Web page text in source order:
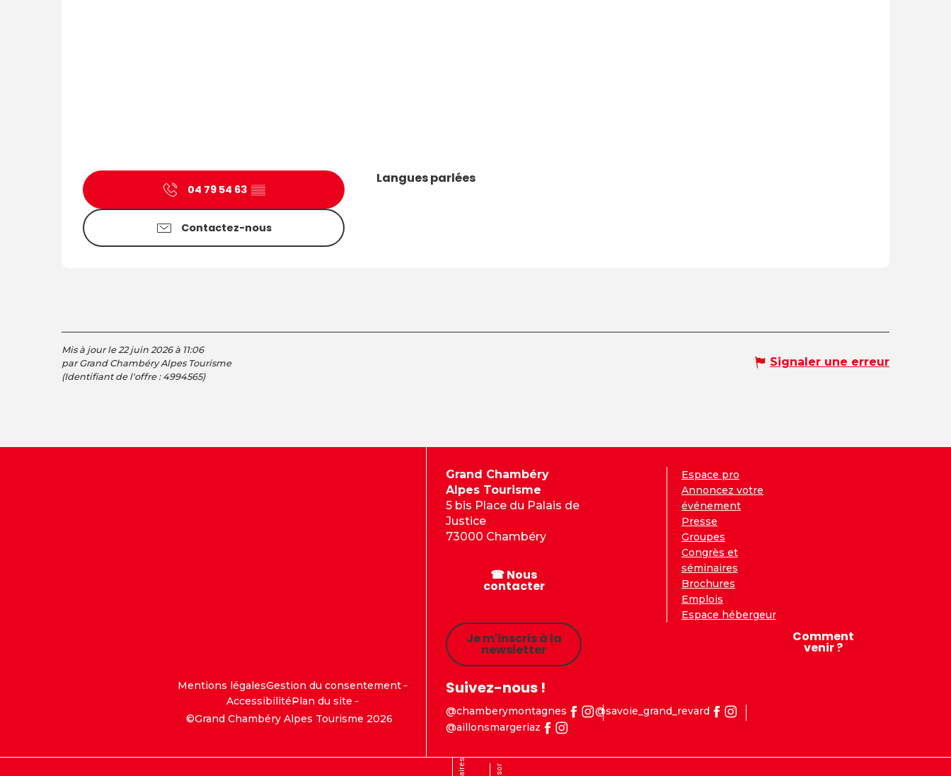
04 79 54 63 ▒▒
Contactez-nous
Langues parlées
Langues parlées
Mis à jour le 22 juin 2026 à 11:06
par Grand Chambéry Alpes Tourisme
(Identifiant de l'offre : 4994565)
Signaler une erreur
Mentions légalesGestion du consentement
AccessibilitéPlan du site
©Grand Chambéry Alpes Tourisme 2026
Grand Chambéry
Alpes Tourisme
5 bis Place du Palais de
Justice
73000 Chambéry
☎ Nous
contacter
Je m'inscris à la
newsletter
Espace pro
Annoncez votre
événement
Presse
Groupes
Congrès et
séminaires
Brochures
Emplois
Espace hébergeur
Suivez-nous !
@chamberymontagnes
@savoie_grand_revard
@aillonsmargeriaz
Comment
venir ?